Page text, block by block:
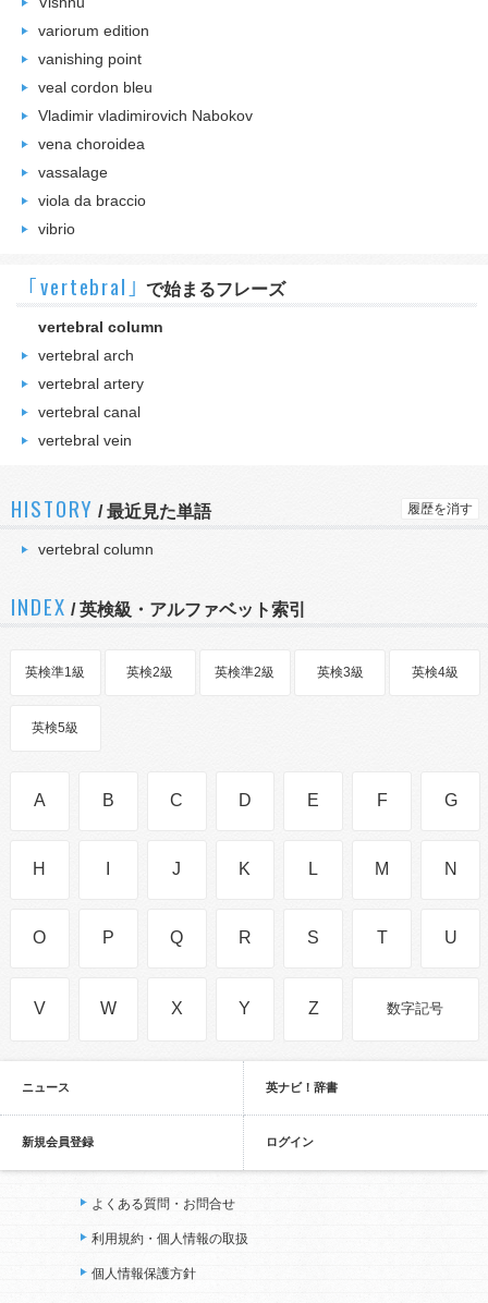
variorum edition
vanishing point
veal cordon bleu
Vladimir vladimirovich Nabokov
vena choroidea
vassalage
viola da braccio
vibrio
｢vertebral｣ で始まるフレーズ
vertebral column
vertebral arch
vertebral artery
vertebral canal
vertebral vein
HISTORY /最近見た単語 履歴を消す
vertebral column
INDEX / 英検級・アルファベット索引
英検準1級 英検2級 英検準2級 英検3級 英検4級
英検5級
A B C D E F G
H J K L M N
O P Q R S T U
V W X Y Z 数字記号
ニュース 英ナビ！辞書
新規会員登録 ログイン
よくある質問・お問合せ
利用規約・個人情報の取扱
個人情報保護方針